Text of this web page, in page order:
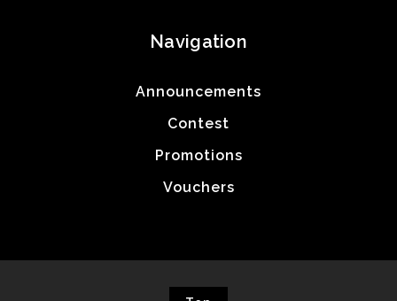
Navigation
Announcements
Contest
Promotions
Vouchers